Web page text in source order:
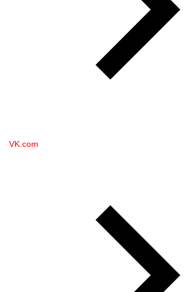
VK.com